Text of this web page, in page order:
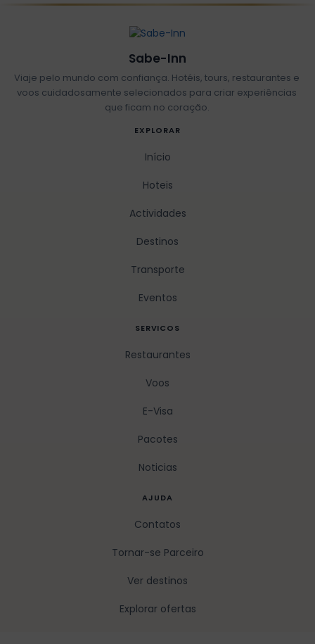
Sabe-Inn
Viaje pelo mundo com confiança. Hotéis, tours, restaurantes e
voos cuidadosamente selecionados para criar experiências
que ficam no coração.
EXPLORAR
Início
Hoteis
Actividades
Destinos
Transporte
Eventos
SERVICOS
Restaurantes
Voos
E-Visa
Pacotes
Noticias
AJUDA
Contatos
Tornar-se Parceiro
Ver destinos
Explorar ofertas